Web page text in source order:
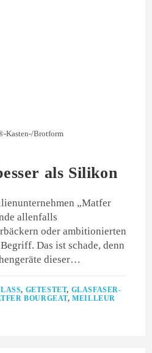
Kasten-/Brotform
als Silikon
„Matfer
allenfalls
oder ambitionierten
Das ist schade, denn
dieser…
, GETESTET, GLASFASER-
BOURGEAT,MEILLEUR